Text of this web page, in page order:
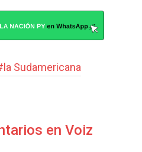
la Sudamericana
en Voiz